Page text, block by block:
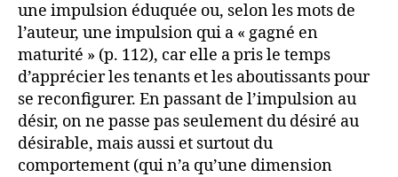
une impulsion éduquée ou, selon les mots de
l’auteur, une impulsion qui a « gagné en
maturité » (p. 112), car elle a pris le temps
d’apprécier les tenants et les aboutissants pour
se reconfigurer. En passant de l’impulsion au
désir, on ne passe pas seulement du désiré au
désirable, mais aussi et surtout du
comportement (qui n’a qu’une dimension